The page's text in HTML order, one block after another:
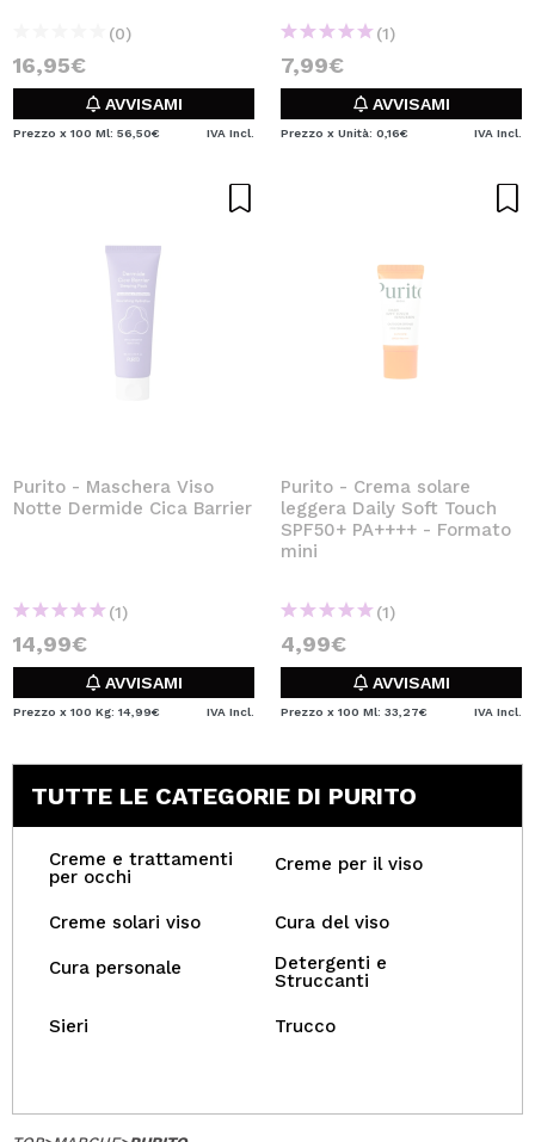
(0)
16,95€
AVVISAMI
Prezzo x 100 Ml: 56,50€ IVA Incl.
(1)
7,99€
AVVISAMI
Prezzo x Unità: 0,16€ IVA Incl.
Purito - Maschera Viso
Notte Dermide Cica Barrier
(1)
14,99€
AVVISAMI
Prezzo x 100 Kg: 14,99€ IVA Incl.
Purito - Crema solare
leggera Daily Soft Touch
SPF50+ PA++++ - Formato
mini
(1)
4,99€
AVVISAMI
Prezzo x 100 Ml: 33,27€ IVA Incl.
TUTTE LE CATEGORIE DI PURITO
Creme e trattamenti
per occhi
Creme per il viso
Creme solari viso Cura del viso
Cura personale
Detergenti e
Struccanti
Sieri Trucco